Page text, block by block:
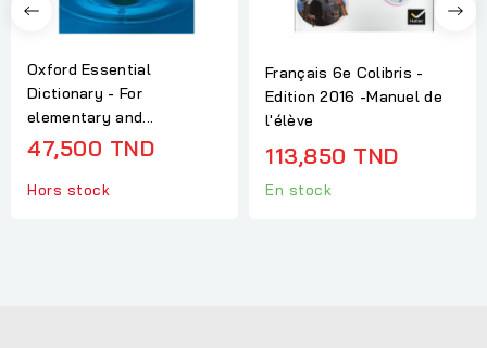
Oxford Essential
Dictionary - For
elementary and...
47,500 TND
Hors stock
Français 6e Colibris -
Edition 2016 -Manuel de
l'élève
113,850 TND
En stock